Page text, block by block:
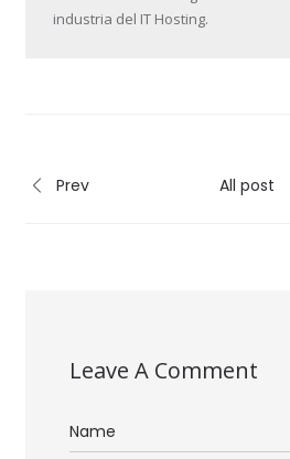
industria del IT Hosting.
Prev All post
Leave A Comment